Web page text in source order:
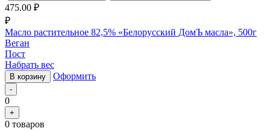
475.00 ₽
₽
Масло растительное 82,5% «Белорусский ДомЪ масла», 500г
Веган
Пост
Набрать вес
В корзину Оформить
-
0
+
0 товаров